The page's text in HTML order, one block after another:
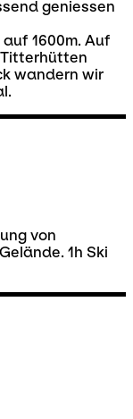
geniessen
1600m. Auf
Titterhütten
wandern wir
von
1h Ski